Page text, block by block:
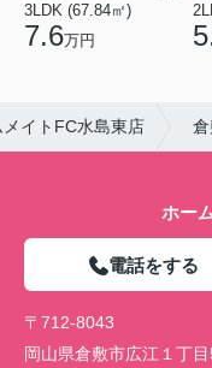
3LDK (67.84㎡)
7.6万円
イトFC水島東店
ホー
電話をする
〒712-8043
岡山県倉敷市広江１丁目